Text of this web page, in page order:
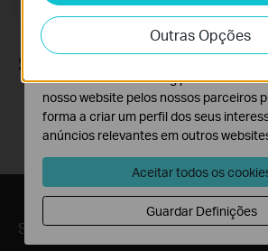
Siga-nos
Sobre Nós
Outras Opções
Os cookies de analise permite-nos
atividades no nosso website para
funcionalidade do nosso website.
O cookies de marketing podem ser
nosso website pelos nossos parceiros
forma a criar um perfil dos seus
anúncios relevantes em outros
Aceitar todos os
Guardar Definições